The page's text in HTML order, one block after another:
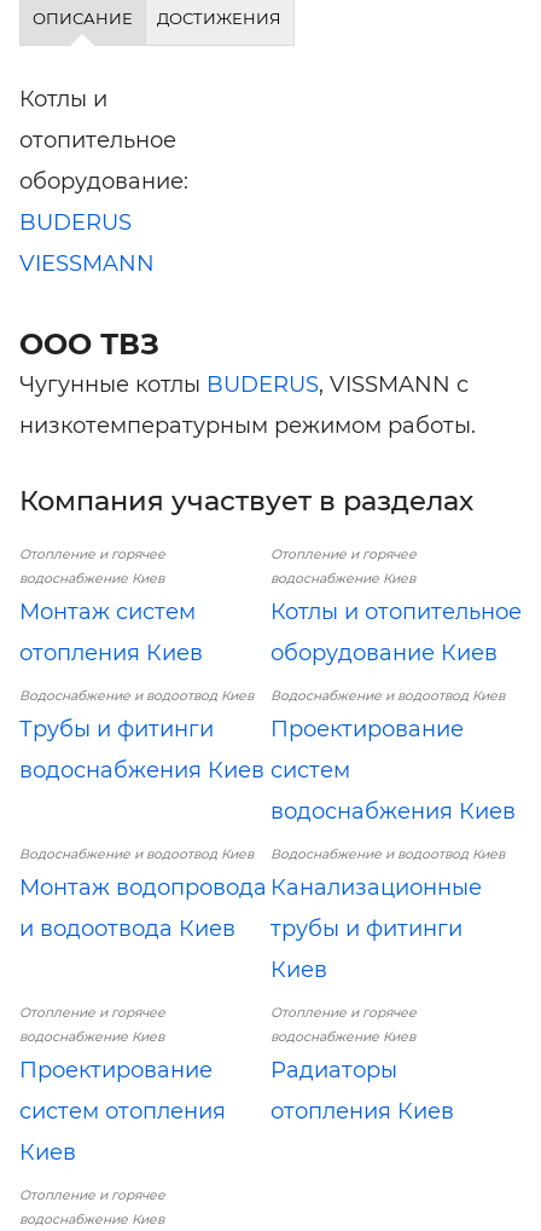
ОПИСАНИЕ ДОСТИЖЕНИЯ
Котлы и
отопительное
оборудование:
BUDERUS
VIESSMANN
ООО ТВЗ
Чугунные котлы BUDERUS, VISSMANN с
низкотемпературным режимом работы.
Компания участвует в разделах
Отопление и горячее
водоснабжение Киев
Монтаж систем
отопления Киев
Отопление и горячее
водоснабжение Киев
Котлы и отопительное
оборудование Киев
Водоснабжение и водоотвод Киев
Трубы и фитинги
водоснабжения Киев
Водоснабжение и водоотвод Киев
Проектирование
систем
водоснабжения Киев
Водоснабжение и водоотвод Киев
Монтаж водопровода
и водоотвода Киев
Водоснабжение и водоотвод Киев
Канализационные
трубы и фитинги
Киев
Отопление и горячее
водоснабжение Киев
Проектирование
систем отопления
Киев
Отопление и горячее
водоснабжение Киев
Радиаторы
отопления Киев
Отопление и горячее
водоснабжение Киев